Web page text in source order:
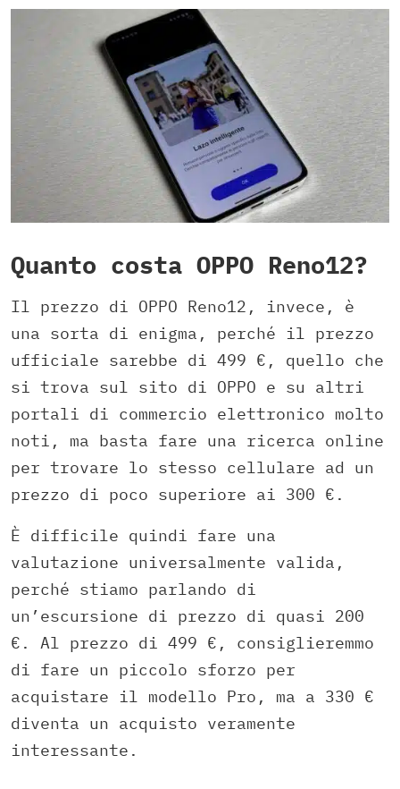
Quanto costa OPPO Reno12?
Il prezzo di OPPO Reno12, invece, è
una sorta di enigma, perché il prezzo
ufficiale sarebbe di 499 €, quello che
si trova sul sito di OPPO e su altri
portali di commercio elettronico molto
noti, ma basta fare una ricerca online
per trovare lo stesso cellulare ad un
prezzo di poco superiore ai 300 €.
È difficile quindi fare una
valutazione universalmente valida,
perché stiamo parlando di
un’escursione di prezzo di quasi 200
€. Al prezzo di 499 €, consiglieremmo
di fare un piccolo sforzo per
acquistare il modello Pro, ma a 330 €
diventa un acquisto veramente
interessante.